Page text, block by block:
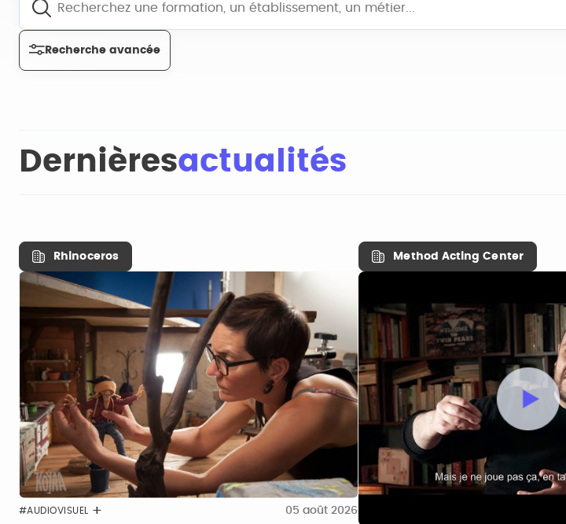
Recherche avancée
Dernièresactualités
Rhinoceros
#AUDIOVISUEL 05 août 2026
Method Acting Center